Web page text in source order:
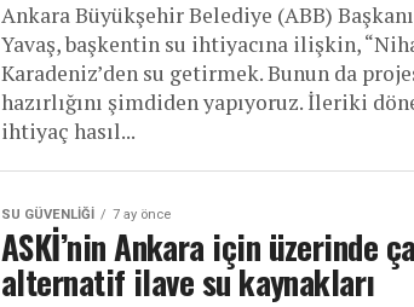
Ankara Büyükşehir Belediye (ABB)
Yavaş, başkentin su ihtiyacına ilişkin,
Karadeniz’den su getirmek. Bunun da
hazırlığını şimdiden yapıyoruz. İleriki
ihtiyaç hasıl...
SU GÜVENLIĞI 7 ay önce
ASKİ’nin Ankara için üzerinde
alternatif ilave su kaynakları